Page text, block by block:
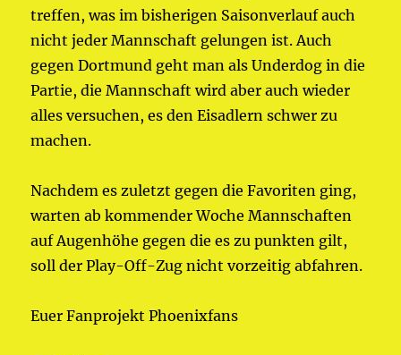
treffen, was im bisherigen Saisonverlauf auch
nicht jeder Mannschaft gelungen ist. Auch
gegen Dortmund geht man als Underdog in die
Partie, die Mannschaft wird aber auch wieder
alles versuchen, es den Eisadlern schwer zu
machen.
Nachdem es zuletzt gegen die Favoriten ging,
warten ab kommender Woche Mannschaften
auf Augenhöhe gegen die es zu punkten gilt,
soll der Play-Off-Zug nicht vorzeitig abfahren.
Euer Fanprojekt Phoenixfans